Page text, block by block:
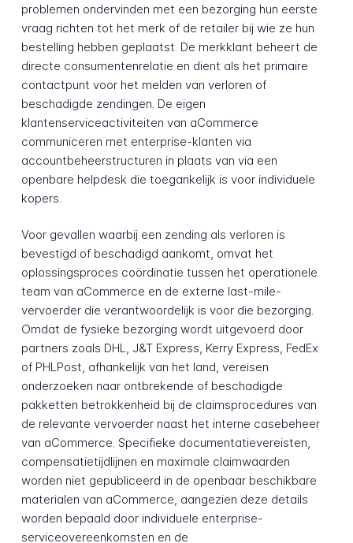
problemen ondervinden met een bezorging hun eerste
vraag richten tot het merk of de retailer bij wie ze hun
bestelling hebben geplaatst. De merkklant beheert de
directe consumentenrelatie en dient als het primaire
contactpunt voor het melden van verloren of
beschadigde zendingen. De eigen
klantenserviceactiviteiten van aCommerce
communiceren met enterprise-klanten via
accountbeheerstructuren in plaats van via een
openbare helpdesk die toegankelijk is voor individuele
kopers.
Voor gevallen waarbij een zending als verloren is
bevestigd of beschadigd aankomt, omvat het
oplossingsproces coördinatie tussen het operationele
team van aCommerce en de externe last-mile-
vervoerder die verantwoordelijk is voor die bezorging.
Omdat de fysieke bezorging wordt uitgevoerd door
partners zoals DHL, J&T Express, Kerry Express, FedEx
of PHLPost, afhankelijk van het land, vereisen
onderzoeken naar ontbrekende of beschadigde
pakketten betrokkenheid bij de claimsprocedures van
de relevante vervoerder naast het interne casebeheer
van aCommerce. Specifieke documentatievereisten,
compensatietijdlijnen en maximale claimwaarden
worden niet gepubliceerd in de openbaar beschikbare
materialen van aCommerce, aangezien deze details
worden bepaald door individuele enterprise-
serviceovereenkomsten en de